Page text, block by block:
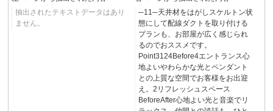
抽出されたテキストデータはあり
ません。
─11─天井材をはがしスケルトン状
態にして配線ダクトを取り付ける
プランも、お部屋が広く感じられ
るのでおススメです。
Point3124Before4エントランス心
地よいやわらかな光とペンダント
との上質な空間でお客様をお出迎
え。2リフレッシュスペース
BeforeAfter心地よい光と音楽でリ